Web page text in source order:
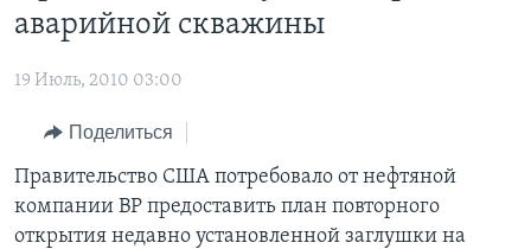
контент
Перейти
навигации
Перейти
поиск
ПРОГРАММЫ
НОВОСТИ ЗА МИНУТУ
ИТОГИ
ПОЧЕМУ ЭТО ВАЖНО?
ДИСКУССИЯ VOA
ПРОЕКТЫ
УЧИМ АНГЛИЙСКИЙ
НАША АМЕРИКАНСКАЯ ИСТОРИЯ
А КАК В АМЕРИКЕ?
ЭКСПЕРТИЗА
ИНТЕРВЬЮ
ФАКТЫ ПРОТИВ ФЕЙКОВ
ЗА СВОБОДУ ПРЕССЫ
аварийной скважины
19 Июль, 2010 03:00
Поделиться
Правительство США потребовало от нефтяной
компании ВР предоставить план повторного
открытия недавно установленной заглушки на